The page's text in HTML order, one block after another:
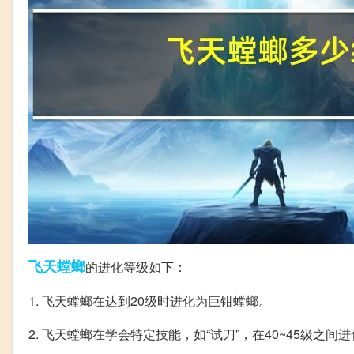
飞天螳螂的进化等级如下：
1. 飞天螳螂在达到20级时进化为巨钳螳螂。
2. 飞天螳螂在学会特定技能，如“试刀”，在40~45级之间